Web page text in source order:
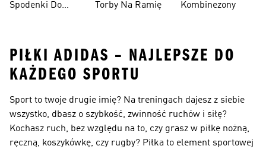
Spodenki Do
Torby Na Ramię Kombinezony
PIŁKI ADIDAS – NAJLEPSZE DO
KAŻDEGO SPORTU
Sport to twoje drugie imię? Na treningach dajesz z siebie
wszystko, dbasz o szybkość, zwinność ruchów i siłę?
Kochasz ruch, bez względu na to, czy grasz w piłkę nożną,
ręczną, koszykówkę, czy rugby? Piłka to element sportowej